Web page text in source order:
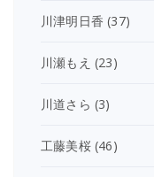
川津明日香 (37)
川瀬もえ (23)
川道さら (3)
工藤美桜(46)